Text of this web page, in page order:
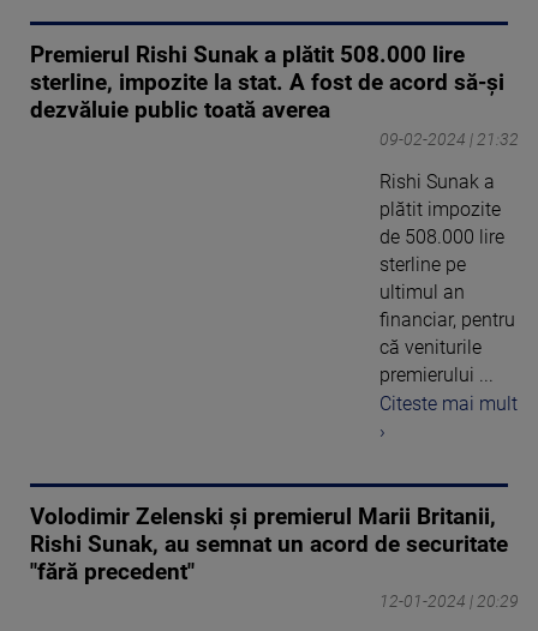
Premierul Rishi Sunak a plătit 508.000 lire
sterline, impozite la stat. A fost de acord să-și
dezvăluie public toată averea
09-02-2024 | 21:32
Rishi Sunak a
plătit impozite
de 508.000 lire
sterline pe
ultimul an
financiar, pentru
că veniturile
premierului ...
Citeste mai mult
›
Volodimir Zelenski şi premierul Marii Britanii,
Rishi Sunak, au semnat un acord de securitate
"fără precedent"
12-01-2024 | 20:29